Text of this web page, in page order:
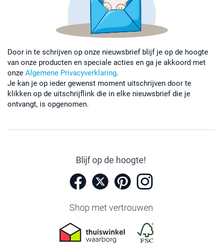
Door in te schrijven op onze nieuwsbrief blijf je op de hoogte
van onze producten en speciale acties en ga je akkoord met
onze Algemene Privacyverklaring.
Je kan je op ieder gewenst moment uitschrijven door te
klikken op de uitschrijflink die in elke nieuwsbrief die je
ontvangt, is opgenomen.
Blijf op de hoogte!
Shop met vertrouwen